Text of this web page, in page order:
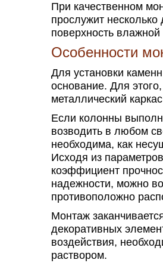
При качественном
прослужит несколько
поверхность
Особенности
Для установки
основание. Для
металлический
Если колонны
возводить в любом
необходима, как
Исходя из
коэффициент
надежности, можно
противоположно
Монтаж
декоративных
воздействия,
раствором.